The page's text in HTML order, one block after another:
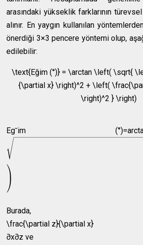
arasındaki yükseklik farklarının
alınır. En yaygın kullanılan
önerdiği 3×3 pencere yöntemi olup,
edilebilir:
\text{Eğim (°)} = \arctan \left( \sqrt{
{\partial x} \right)^2 + \left(
\right)^2 } \right)
Eg˘im (°)=
Burada,
\frac{\partial z}{\partial x}
∂x∂z ve